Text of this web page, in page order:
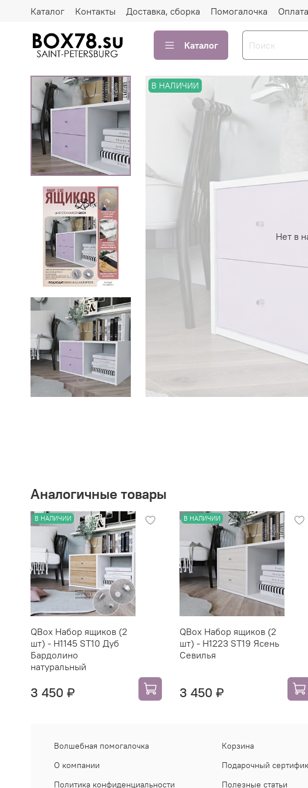
Каталог Контакты Доставка, сборка Помогалочка Оплата
Каталог
Нет в
В НАЛИЧИИ
Аналогичные товары
В НАЛИЧИИ
QBox Набор ящиков (2
шт) - H1145 ST10 Дуб
Бардолино
натуральный
3 450 ₽
В НАЛИЧИИ
QBox Набор ящиков (2
шт) - H1223 ST19 Ясень
Севилья
3 450 ₽
Волшебная помогалочка
О компании
Политика конфиденциальности
Корзина
Подарочный
Полезные статьи